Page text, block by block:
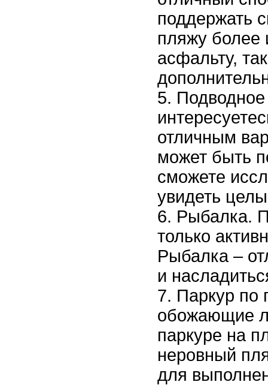
поддержать
пляжу более
асфальту,
отличным
может быть
сможете
увидеть
Рыбалка.
только
Рыбалка –
и
Паркур по
обожающие
паркуре на
неровный
для